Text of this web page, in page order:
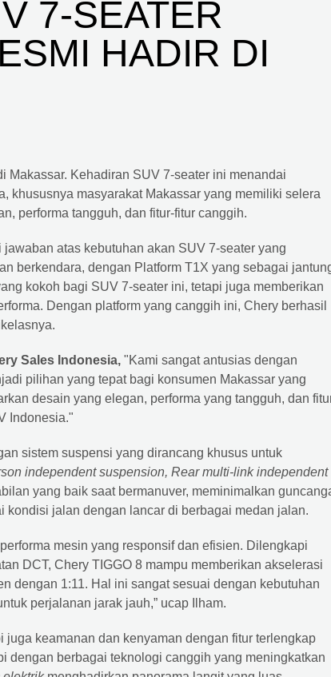
7-SEATER
HADIR DI
Makassar. Kehadiran SUV 7-seater ini menandai
khususnya masyarakat Makassar yang memiliki selera
performa tangguh, dan fitur-fitur canggih.
atas kebutuhan akan SUV 7-seater yang
berkendara, dengan Platform T1X yang sebagai
kokoh bagi SUV 7-seater ini, tetapi juga memberikan
Dengan platform yang canggih ini, Chery berhasil
Sales Indonesia, "Kami sangat antusias dengan
pilihan yang tepat bagi konsumen Makassar yang
desain yang elegan, performa yang tangguh, dan
Indonesia."
sistem suspensi yang dirancang khusus untuk
independent suspension, Rear multi-link independent
yang baik saat bermanuver, meminimalkan
kondisi jalan dengan lancar di berbagai medan jalan.
mesin yang responsif dan efisien. Dilengkapi
DCT, Chery TIGGO 8 mampu memberikan akselerasi
dengan 1:11. Hal ini sangat sesuai dengan kebutuhan
perjalanan jarak jauh,” ucap Ilham.
keamanan dan kenyaman dengan fitur terlengkap
dengan berbagai teknologi canggih yang meningkatkan